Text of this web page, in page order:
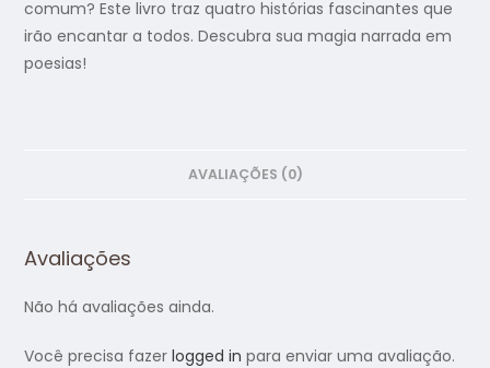
comum? Este livro traz quatro histórias fascinantes que
irão encantar a todos. Descubra sua magia narrada em
poesias!
AVALIAÇÕES (0)
Avaliações
Não há avaliações ainda.
Você precisa fazerlogged in para enviar uma avaliação.